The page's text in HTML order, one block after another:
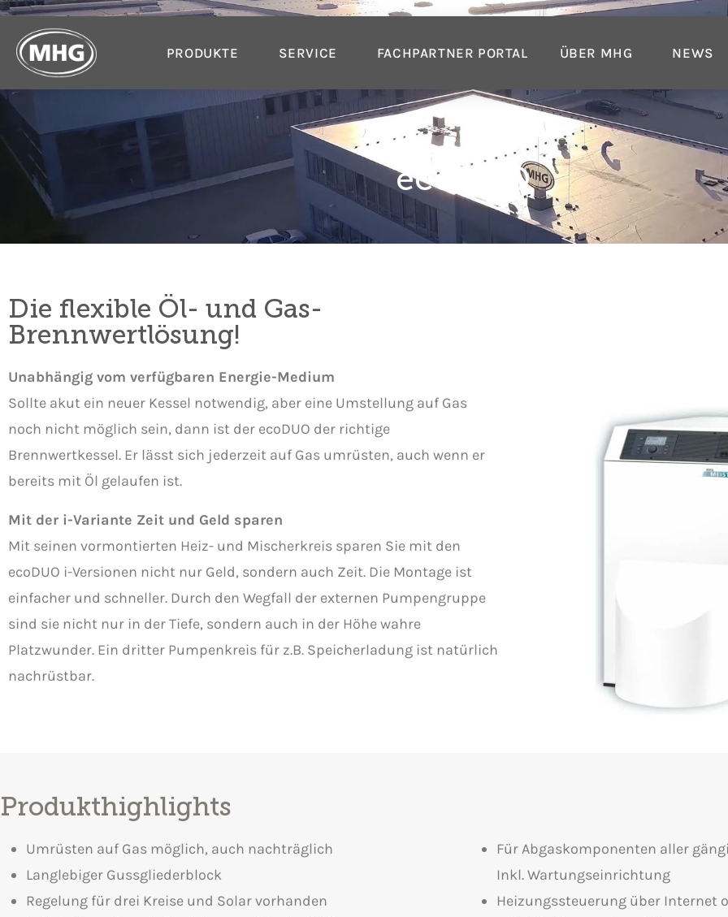
PRODUKTE SERVICE FACHPARTNER PORTAL ÜBER MHG NEWS
ecoDUO
Die flexible Öl- und Gas-
Brennwertlösung!
Unabhängig vom verfügbaren Energie-Medium
Sollte akut ein neuer Kessel notwendig, aber eine Umstellung auf Gas
noch nicht möglich sein, dann ist der ecoDUO der richtige
Brennwertkessel. Er lässt sich jederzeit auf Gas umrüsten, auch wenn er
bereits mit Öl gelaufen ist.
Mit der i-Variante Zeit und Geld sparen
Mit seinen vormontierten Heiz- und Mischerkreis sparen Sie mit den
ecoDUO i-Versionen nicht nur Geld, sondern auch Zeit. Die Montage ist
einfacher und schneller. Durch den Wegfall der externen Pumpengruppe
sind sie nicht nur in der Tiefe, sondern auch in der Höhe wahre
Platzwunder. Ein dritter Pumpenkreis für z.B. Speicherladung ist natürlich
nachrüstbar.
Produkthighlights
Umrüsten auf Gas möglich, auch nachträglich
Langlebiger Gussgliederblock
Regelung für drei Kreise und Solar vorhanden
Für Abgaskomponenten aller
Inkl. Wartungseinrichtung
Heizungssteuerung über Internet